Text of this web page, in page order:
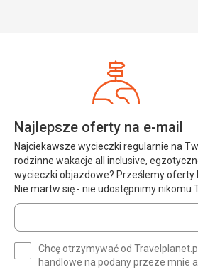
Najlepsze oferty na e-mail
Najciekawsze wycieczki regularnie na
rodzinne wakacje all inclusive,
wycieczki objazdowe? Prześlemy oferty
Nie martw się - nie udostępnimy nikomu
Wprowadź
swój
(wymagane)
Chcę otrzymywać od
handlowe na podany przeze mnie